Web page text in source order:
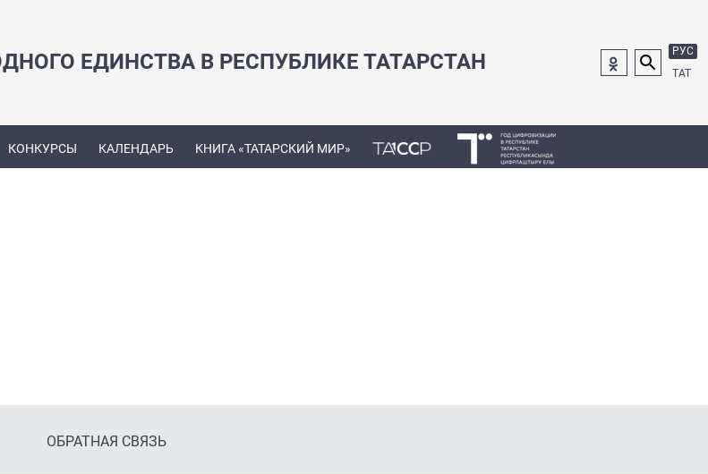
ЕДИНСТВА В РЕСПУБЛИКЕ ТАТАРСТАН
РУС
ТАТ
КОНКУРСЫ КАЛЕНДАРЬ КНИГА «ТАТАРСКИЙ МИР»
ОБРАТНАЯ СВЯЗЬ